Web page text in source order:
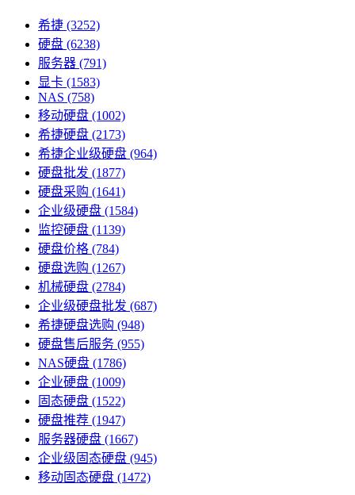
希捷 (3252)
硬盘 (6238)
服务器 (791)
显卡 (1583)
NAS (758)
移动硬盘 (1002)
希捷硬盘 (2173)
希捷企业级硬盘 (964)
硬盘批发 (1877)
硬盘采购 (1641)
企业级硬盘 (1584)
监控硬盘 (1139)
硬盘价格 (784)
硬盘选购 (1267)
机械硬盘 (2784)
企业级硬盘批发 (687)
希捷硬盘选购 (948)
硬盘售后服务 (955)
NAS硬盘 (1786)
企业硬盘 (1009)
固态硬盘 (1522)
硬盘推荐 (1947)
服务器硬盘 (1667)
企业级固态硬盘 (945)
移动固态硬盘 (1472)